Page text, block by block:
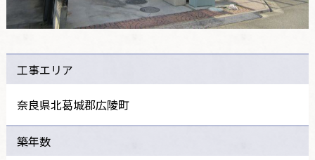
工事エリア
奈良県北葛城郡広陵町
築年数